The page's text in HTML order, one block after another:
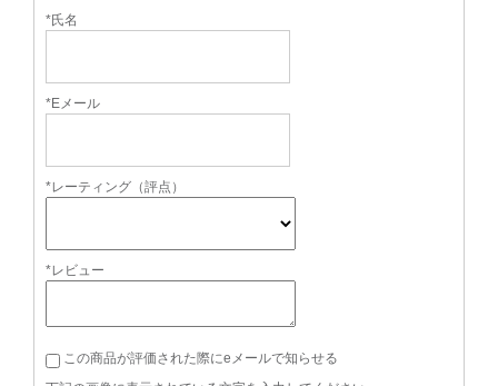
*氏名
*Eメール
*レーティング（評点）
*レビュー
この商品が評価された際にeメールで知らせる